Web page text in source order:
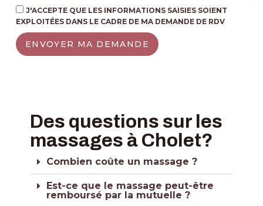
J'ACCEPTE QUE LES INFORMATIONS SAISIES SOIENT
EXPLOITÉES DANS LE CADRE DE MA DEMANDE DE RDV
ENVOYER MA DEMANDE
Des questions sur les
massages à Cholet?
Combien coûte un massage ?
Est-ce que le massage peut-être
remboursé par la mutuelle ?